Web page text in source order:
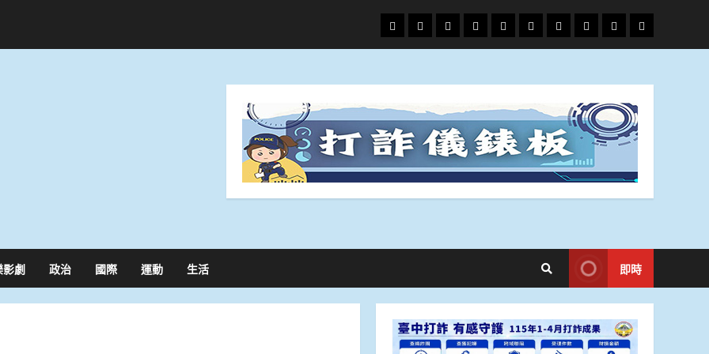
頭
條
財
經
地
方.
文
教.
專
題
娛
樂
政
治
國
際
運
動
生
活
影劇 政治 國際 運動 生活 即時